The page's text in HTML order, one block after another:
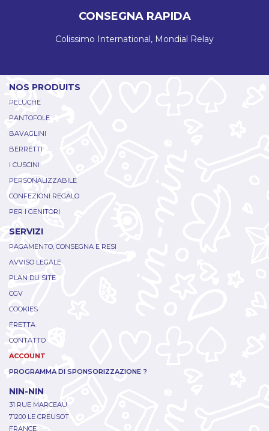
CONSEGNA RAPIDA
Colissimo International, Mondial Relay
NOS PRODUITS
PELUCHE
PANTOFOLE
BAVAGLINI
BERRETTI
I CUSCINI
PERSONALIZZABILE
CONFEZIONI REGALO
PER I GENITORI
SERVIZI
PAGAMENTO, CONSEGNA E RESI
AVVISO LEGALE
PLAN DU SITE
CGV
COOKIES
FRETTA
CONTATTO
ACCOUNT
PROGRAMMA DI SPONSORIZZAZIONE ?
NIN-NIN
31 RUE MARCEAU
71200 LE CREUSOT
FRANCE